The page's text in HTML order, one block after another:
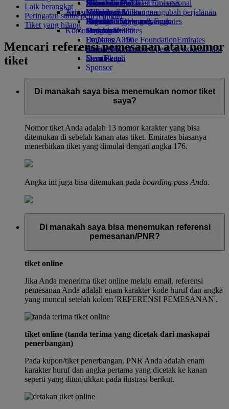
Minuman
Armada kami
Boeing 777
Emirates A380
Emirates A350
Emirates Executive
Denah kursi
Hiburan anak
Mainan anak
Aktivitas untuk anak-anak
Keberlanjutan dalam operasional
Kebijakan lingkungan
Laporan lingkungan
Komunitas kami
Emirates Airline FoundationEmirates
Airline Foundation Opens an external link
in a new tab
Sponsor
Jakarta ke Dubai
Tujuan terbaru
Helsinki
Hangzhou
Da Nang
Shenzhen
Siem Reap
Skywards Rail
Kalkulator Miles
Masuk ke Skywards Emirates
Skywards+
Ponsel dan Aplikasi Emirates
Membatalkan atau mengubah perjalanan
Perjalanan yang terganggu
Tentang Emirates
Laik berangkat
Peringatan status penerbangan
Tiket yang hilang
Mencari referensi pemesanan atau nomor
tiket
Di manakah saya bisa menemukan nomor tiket
saya?
Nomor tiket Anda adalah 13 nomor karakter yang bisa
ditemukan di sebelah kanan atas tiket. Emirates biasanya
menerbitkan tiket yang dimulai dengan angka 176.
Angka ini juga bisa ditemukan pada boarding pass Anda.
Di manakah saya bisa menemukan referensi
pemesanan/PNR?
tiket online
Jika Anda menerima tiket online melalu email, referensi
pemesanan Anda adalah enam karakter kode huruf dan angka
yang muncul setelah kolom 'REFERENSI PEMESANAN'.
tiket online (tanda terima yang dicetak dari maskapai
penerbangan)
Pada kupon/tiket penerbangan, PNR Anda adalah enam
karakter huruf dan angka pertama yang dicetak ke kanan
seperti yang ditunjukkan pada ilustrasi berikut.